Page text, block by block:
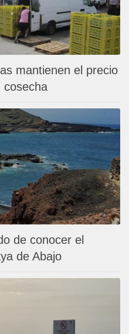
mantienen el precio
cosecha
de conocer el
de Abajo